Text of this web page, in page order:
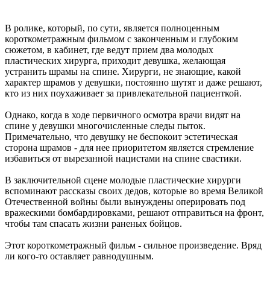
В ролике, который, по сути, является полноценным
короткометражным фильмом с законченным и глубоким
сюжетом, в кабинет, где ведут прием два молодых
пластических хирурга, приходит девушка, желающая
устранить шрамы на спине. Хирурги, не знающие, какой
характер шрамов у девушки, постоянно шутят и даже решают,
кто из них поухаживает за привлекательной пациенткой.
Однако, когда в ходе первичного осмотра врачи видят на
спине у девушки многочисленные следы пыток.
Примечательно, что девушку не беспокоит эстетическая
сторона шрамов - для нее приоритетом является стремление
избавиться от вырезанной нацистами на спине свастики.
В заключительной сцене молодые пластические хирурги
вспоминают рассказы своих дедов, которые во время Великой
Отечественной войны были вынуждены оперировать под
вражескими бомбардировками, решают отправиться на фронт,
чтобы там спасать жизни раненых бойцов.
Этот короткометражный фильм - сильное произведение. Вряд
ли кого-то оставляет равнодушным.